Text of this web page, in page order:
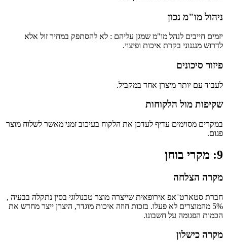
ניהול מו"מ נכון
יזמים חייבים לנהל מו"מ שמגן עליהם : לא להסתפק במחיר זול אלא
לדרוש מנגנוני בקרת איכות ופיצוי.
פיזור סיכונים
לעבוד עם יותר מיצרן אחד במקביל.
שקיפות מול הלקוחות
במקרים מסוימים עדיף לעדכן את הלקוח בעיכוב זמני מאשר לשלוח מוצר
פגום.
9: מקרי בוחן
מקרה הצלחה
חברת סטארט־אפ אירופאית שייצרה מוצר טכנולוגי בסין נתקלה בבעיה ,
5% מהמוצרים לא פעלו. בזכות חוזה איכות מוגדר, היצרן ייצר מחדש את
הכמות הפגומה על חשבונו.
מקרה כישלון